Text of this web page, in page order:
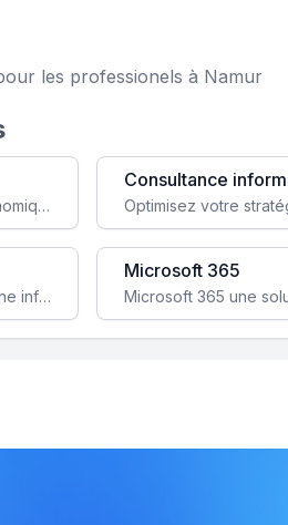
les professionels à Namur
Simplifiez votre communication avec une solution VoIP flexible, économique et adaptée à vos besoins professionnels.
Consultance
Garantissez la stabilité et la performance de votre entreprise avec une infrastructure IT sécurisée et évolutive.
Microsoft 365